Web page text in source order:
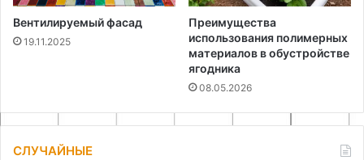
Вентилируемый фасад
19.11.2025
Преимущества
использования полимерных
материалов в обустройстве
ягодника
08.05.2026
СЛУЧАЙНЫЕ